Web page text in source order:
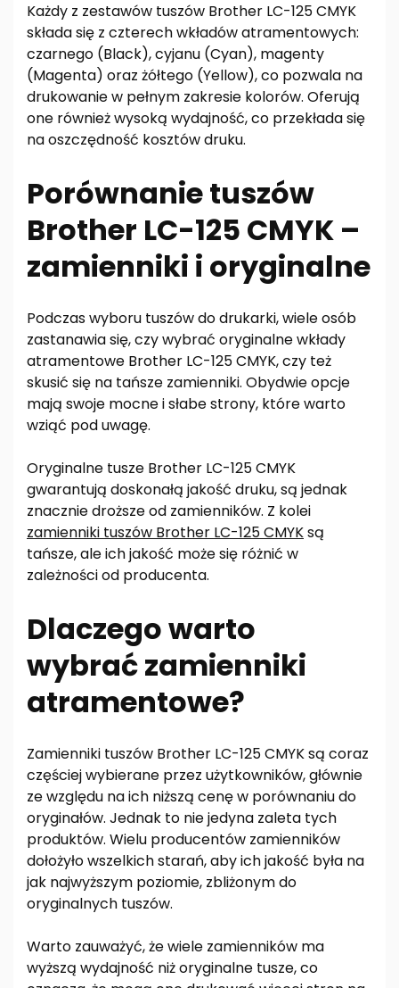
Każdy z zestawów tuszów Brother LC-125 CMYK
składa się z czterech wkładów atramentowych:
czarnego (Black), cyjanu (Cyan), magenty
(Magenta) oraz żółtego (Yellow), co pozwala na
drukowanie w pełnym zakresie kolorów. Oferują
one również wysoką wydajność, co przekłada się
na oszczędność kosztów druku.
Porównanie tuszów
Brother LC-125 CMYK –
zamienniki i oryginalne
Podczas wyboru tuszów do drukarki, wiele osób
zastanawia się, czy wybrać oryginalne wkłady
atramentowe Brother LC-125 CMYK, czy też
skusić się na tańsze zamienniki. Obydwie opcje
mają swoje mocne i słabe strony, które warto
wziąć pod uwagę.
Oryginalne tusze Brother LC-125 CMYK
gwarantują doskonałą jakość druku, są jednak
znacznie droższe od zamienników. Z kolei
zamienniki tuszów Brother LC-125 CMYKsą
tańsze, ale ich jakość może się różnić w
zależności od producenta.
Dlaczego warto
wybrać zamienniki
atramentowe?
Zamienniki tuszów Brother LC-125 CMYK są coraz
częściej wybierane przez użytkowników, głównie
ze względu na ich niższą cenę w porównaniu do
oryginałów. Jednak to nie jedyna zaleta tych
produktów. Wielu producentów zamienników
dołożyło wszelkich starań, aby ich jakość była na
jak najwyższym poziomie, zbliżonym do
oryginalnych tuszów.
Warto zauważyć, że wiele zamienników ma
wyższą wydajność niż oryginalne tusze, co